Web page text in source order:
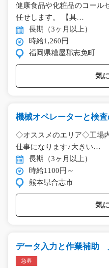
健康食品や化粧品のコール
任せします。 【具…
長期（3ヶ月以上）
時給1,260円
福岡県糟屋郡志免町
気
機械オペレーターと検
◇オススメのエリア◇工場
仕事になります♪大きい…
長期（3ヶ月以上）
時給1100円～
熊本県合志市
気
データ入力と作業補助
6急募